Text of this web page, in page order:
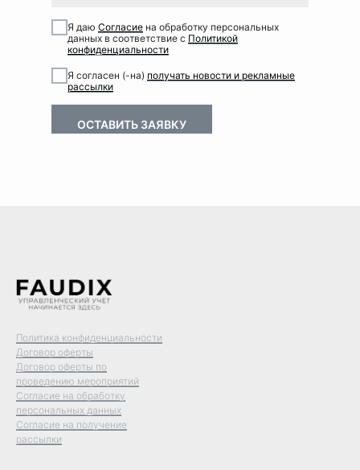
Я даю Согласие на обработку персональных
данных в соответствие с Политикой
конфиденциальности
Я согласен (-на) получать новости и рекламные
рассылки
ОСТАВИТЬ ЗАЯВКУ
Политика конфиденциальности
Договор оферты
Договор оферты по
проведению мероприятий
Согласие на обработку
персональных данных
Согласие на получение
рассылки